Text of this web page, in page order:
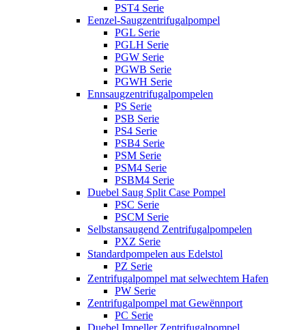
PST4 Serie
Eenzel-Saugzentrifugalpompel
PGL Serie
PGLH Serie
PGW Serie
PGWB Serie
PGWH Serie
Ennsaugzentrifugalpompelen
PS Serie
PSB Serie
PS4 Serie
PSB4 Serie
PSM Serie
PSM4 Serie
PSBM4 Serie
Duebel Saug Split Case Pompel
PSC Serie
PSCM Serie
Selbstansaugend Zentrifugalpompelen
PXZ Serie
Standardpompelen aus Edelstol
PZ Serie
Zentrifugalpompel mat selwechtem Hafen
PW Serie
Zentrifugalpompel mat Gewënnport
PC Serie
Duebel Impeller Zentrifugalpompel